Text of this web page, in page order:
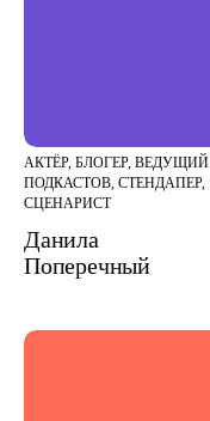
АКТЁР, БЛОГЕР, ВЕДУЩИЙ
ПОДКАСТОВ, СТЕНДАПЕР,
СЦЕНАРИСТ
Данила
Поперечный